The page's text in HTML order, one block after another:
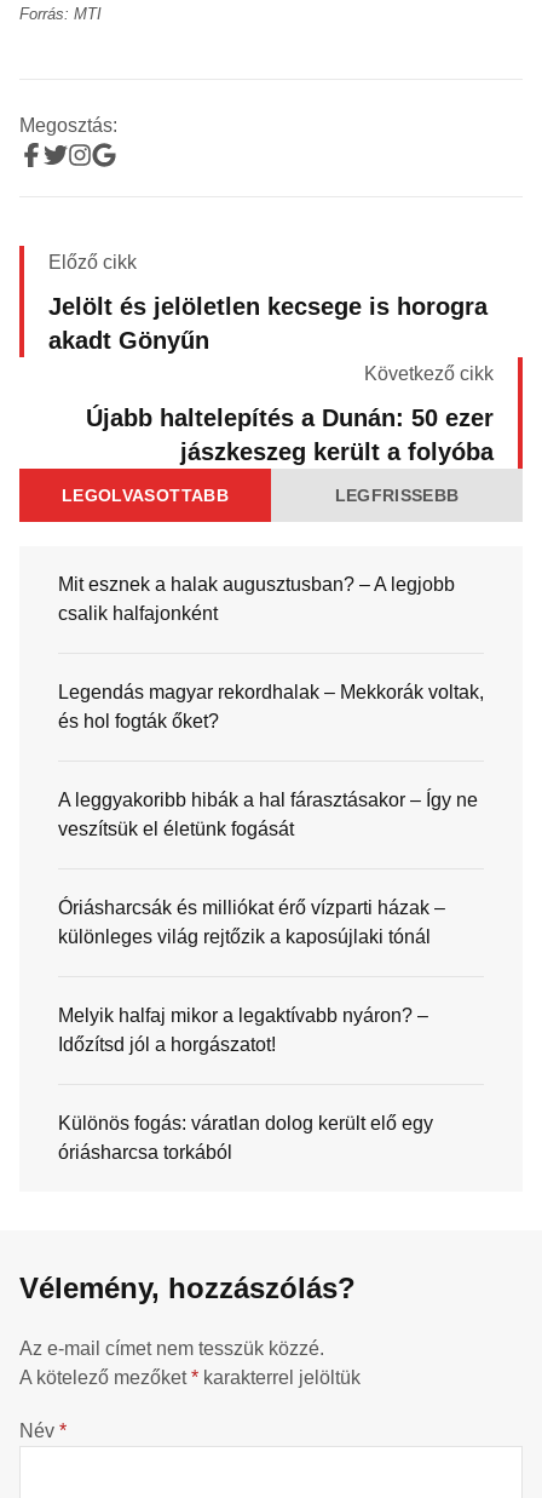
Forrás: MTI
Megosztás:
Előző cikk
Jelölt és jelöletlen kecsege is horogra
akadt Gönyűn
Következő cikk
Újabb haltelepítés a Dunán: 50 ezer
jászkeszeg került a folyóba
LEGOLVASOTTABB LEGFRISSEBB
Mit esznek a halak augusztusban? – A legjobb
csalik halfajonként
Legendás magyar rekordhalak – Mekkorák voltak,
és hol fogták őket?
A leggyakoribb hibák a hal fárasztásakor – Így ne
veszítsük el életünk fogását
Óriásharcsák és milliókat érő vízparti házak –
különleges világ rejtőzik a kaposújlaki tónál
Melyik halfaj mikor a legaktívabb nyáron? –
Időzítsd jól a horgászatot!
Különös fogás: váratlan dolog került elő egy
óriásharcsa torkából
Vélemény, hozzászólás?
Az e-mail címet nem tesszük közzé.
A kötelező mezőket* karakterrel jelöltük
Név *